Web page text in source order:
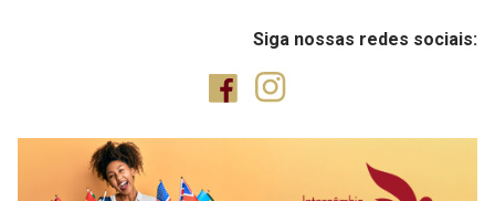
Siga nossas redes sociais: